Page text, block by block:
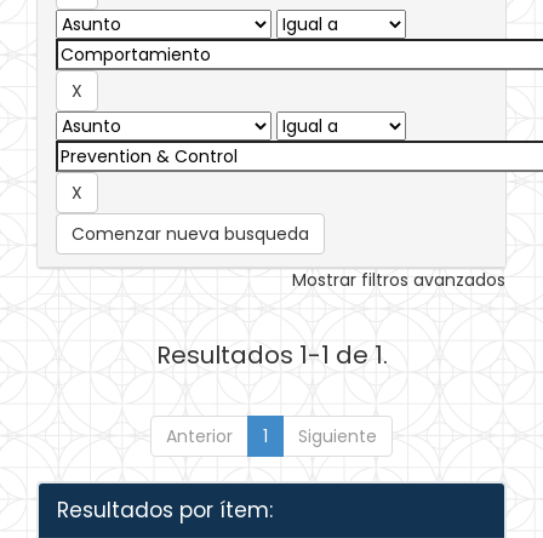
Comenzar nueva busqueda
Mostrar filtros avanzados
Resultados 1-1 de 1.
Anterior 1 Siguiente
Resultados por ítem: